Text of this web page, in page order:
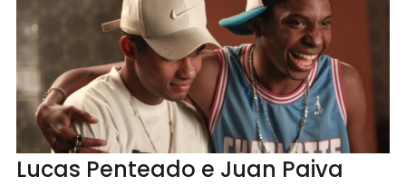
Lucas Penteado e Juan Paiva